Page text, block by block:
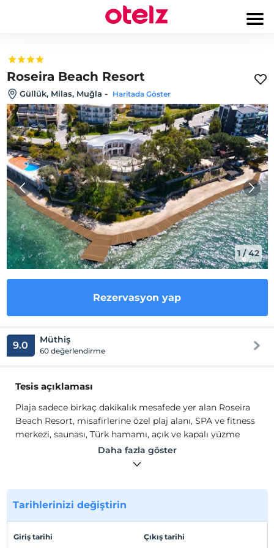
Roseira Beach Resort
Güllük, Milas, Muğla - Haritada Göster
1/42
Rezervasyon yap
9.0 Müthiş
60 değerlendirme
Tesis açıklaması
Plaja sadece birkaç dakikalık mesafede yer alan Roseira
Beach Resort, misafirlerine özel plaj alanı, SPA ve fitness
merkezi, saunası, Türk hamamı, açık ve kapalı yüzme
havuzları, çocuk havuzu vardır. Her şey Dahil
konseptinde hizmet sunan otelde sabah kahvaltısı, geç
ikramlar da yapılmaktadır. Minikler için de özel alanların
oluşturulduğu otel, yediden yetmişe tüm aile bireylerinin
Roseira Beach Resort'te Wi-Fi erişimi ücretsizdir. Otelde,
Daha fazla göster
Tarihlerinizi değiştirin
Giriş tarihi Çıkış tarihi